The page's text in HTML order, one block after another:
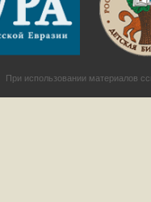
При использовании материалов